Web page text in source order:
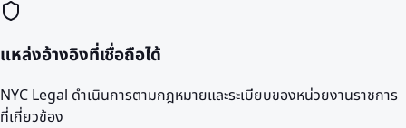
แหล่งอ้างอิงที่เชื่อถือได้
NYC Legal ดำเนินการตามกฎหมายและระเบียบของหน่วยงานราชการ
ที่เกี่ยวข้อง